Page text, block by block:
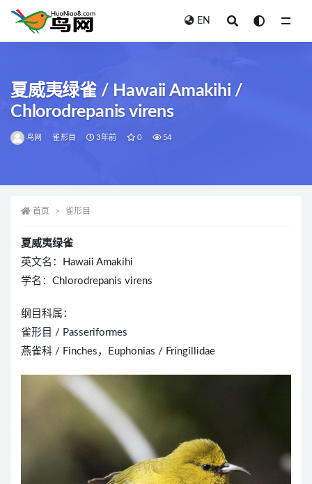
EN
夏威夷绿雀 / Hawaii Amakihi /
Chlorodrepanis virens
鸟网 雀形目 3年前 0 54
首页 雀形目
夏威夷绿雀
英文名：Hawaii Amakihi
学名：Chlorodrepanis virens
纲目科属：
雀形目 / Passeriformes
燕雀科 / Finches，Euphonias / Fringillidae